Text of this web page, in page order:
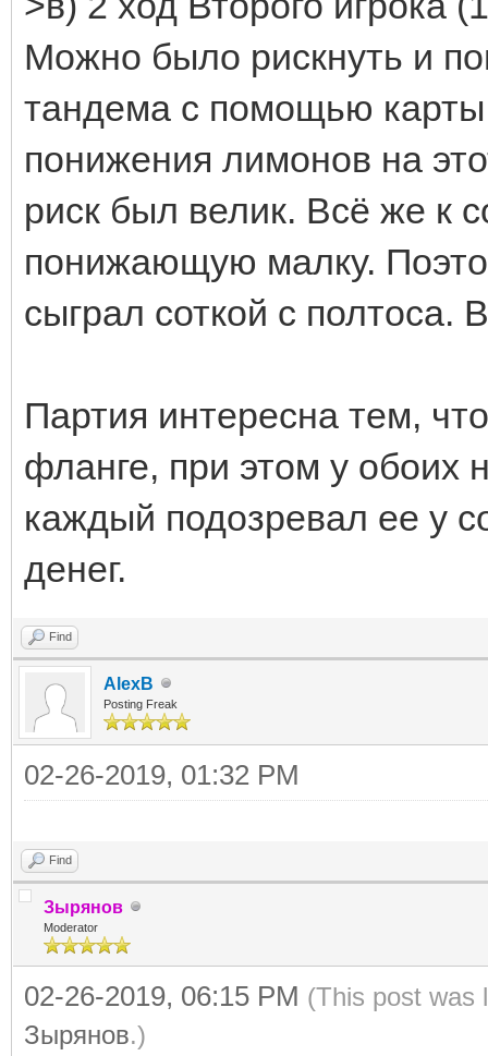
Можно было рискнуть и
тандема с помощью карты
понижения лимонов на
риск был велик. Всё же к
понижающую малку.
сыграл соткой с
Партия интересна тем,
фланге, при этом у обоих
каждый подозревал ее у
денег.
Find
AlexB
Posting Freak
02-26-2019, 01:32 PM
Find
Зырянов
Moderator
02-26-2019, 06:15 PM (This post was
Зырянов.)